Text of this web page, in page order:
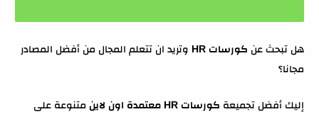
هل تبحث عن كورسات HR
وتريد ان تتعلم المجال من أفضل المصادر
مجانا؟
إليك أفضل تجميعة كورسات HR معتمدة اون لاين
متنوعة على